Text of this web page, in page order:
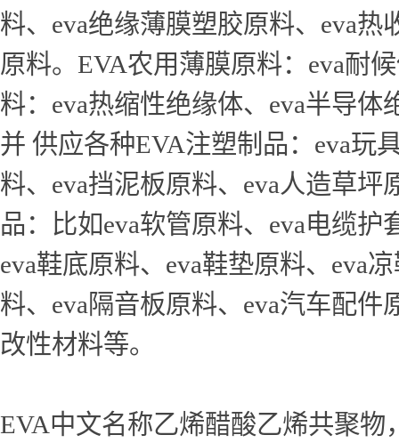
料、eva绝缘薄膜塑胶原料、eva
原料。EVA农用薄膜原料：eva耐
料：eva热缩性绝缘体、eva半导体
并 供应各种EVA注塑制品：eva玩
料、eva挡泥板原料、eva人造草
品：比如eva软管原料、eva电缆
eva鞋底原料、eva鞋垫原料、eva
料、eva隔音板原料、eva汽车配件
改性材料等。
EVA中文名称乙烯醋酸乙烯共聚物